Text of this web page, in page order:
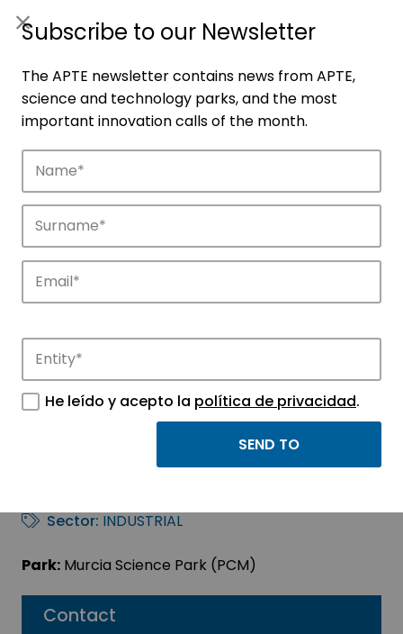
Companies
Discover the companies that drive
innovation in APTE’s parks.
Contact
Fundación Isaac
Peral (FIP)
Sector: INDUSTRIAL
Park: Murcia Science Park (PCM)
Subscribe to our Newsletter
The APTE newsletter contains news from APTE,
science and technology parks, and the most
important innovation calls of the month.
He leído y acepto la política de privacidad.